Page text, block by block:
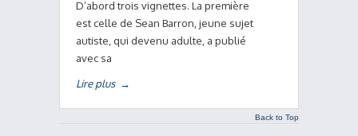
D’abord trois vignettes. La première
est celle de Sean Barron, jeune sujet
autiste, qui devenu adulte, a publié
avec sa
Lire plus →
Back to Top